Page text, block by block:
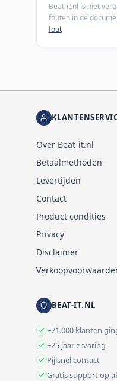
Beat-it.nl is niet
fouten in de
fout
Over Beat-it.nl
Betaalmethoden
Levertijden
Contact
Product condities
Privacy
Disclaimer
BEAT-IT.NL
+71.000 klanten
+25 jaar ervaring
Pijlsnel contact
Gratis support op